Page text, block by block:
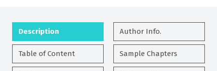
Description Author Info.
Table of Content Sample Chapters